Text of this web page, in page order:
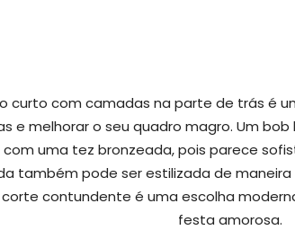
curto com camadas na parte de trás é
e melhorar o seu quadro magro. Um
uma tez bronzeada, pois parece
também pode ser estilizada de
corte contundente é uma escolha
festa amorosa.